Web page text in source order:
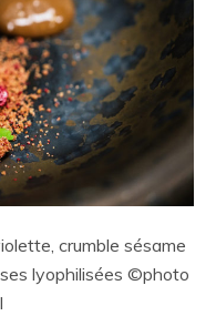
crumble sésame
lyophilisées ©photo